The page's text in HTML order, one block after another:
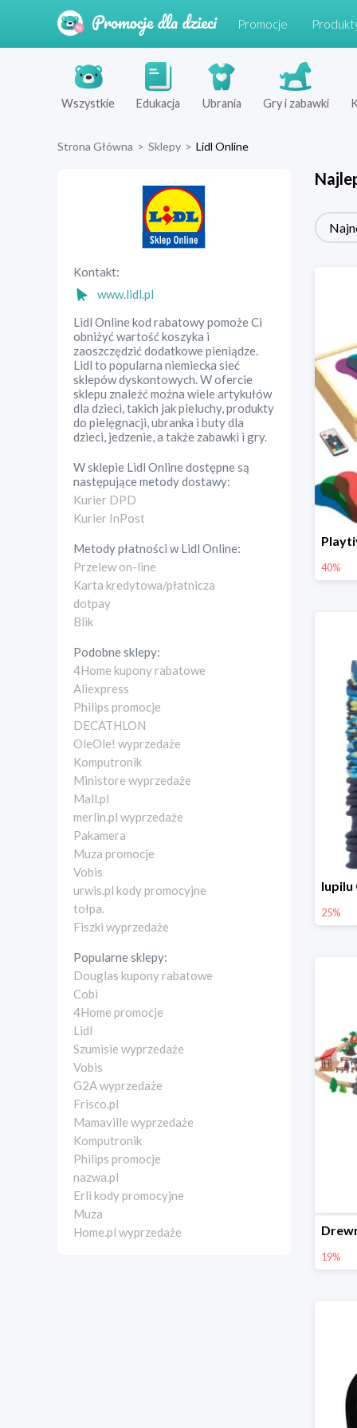
Promocje
Wszystkie Edukacja Ubrania Gry i zabawki
Strona Główna > Sklepy > Lidl Online
Kontakt:
www.lidl.pl
Lidl Online kod rabatowy pomoże Ci
obniżyć wartość koszyka i
zaoszczędzić dodatkowe pieniądze.
Lidl to popularna niemiecka sieć
sklepów dyskontowych. W ofercie
sklepu znaleźć można wiele artykułów
dla dzieci, takich jak pieluchy, produkty
do pielęgnacji, ubranka i buty dla
dzieci, jedzenie, a także zabawki i gry.
W sklepie Lidl Onlinedostępne są
następujące metody dostawy:
Kurier DPD
Kurier InPost
Metody płatności wLidl Online:
Przelew on-line
Karta kredytowa/płatnicza
dotpay
Blik
Podobne sklepy:
4Home kupony rabatowe
Aliexpress
Philips promocje
DECATHLON
OleOle! wyprzedaże
Komputronik
Ministore wyprzedaże
Mall.pl
merlin.pl wyprzedaże
Pakamera
Muza promocje
Vobis
urwis.pl kody promocyjne
tołpa.
Fiszki wyprzedaże
Popularne sklepy:
Douglas kupony rabatowe
Cobi
4Home promocje
Lidl
Szumisie wyprzedaże
Vobis
G2A wyprzedaże
Frisco.pl
Mamaville wyprzedaże
Komputronik
Philips promocje
nazwa.pl
Erli kody promocyjne
Muza
Home.pl wyprzedaże
40%
25%
19%